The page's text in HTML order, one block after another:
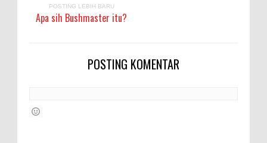
POSTING LEBIH BARU
Apa sih Bushmaster itu?
POSTING KOMENTAR